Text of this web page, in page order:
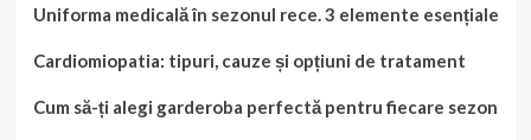
Uniforma medicală în sezonul rece. 3 elemente esențiale
Cardiomiopatia: tipuri, cauze și opțiuni de tratament
Cum să-ți alegi garderoba perfectă pentru fiecare sezon